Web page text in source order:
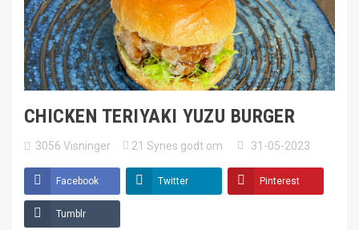
CHICKEN TERIYAKI YUZU BURGER
3056 Visninger 21 Synes godt om 31-05-2023
Facebook Twitter Pinterest
Tumblr